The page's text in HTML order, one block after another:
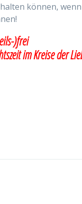
können,
)frei
im Kreise der